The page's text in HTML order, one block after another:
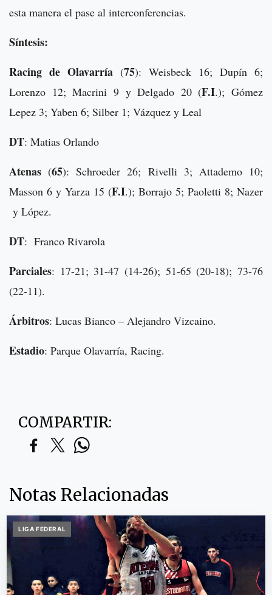
esta manera el pase al interconferencias.
Síntesis:
Racing de Olavarría (75): Weisbeck 16; Dupín 6;
Lorenzo 12; Macrini 9 y Delgado 20 (F.I.); Gómez
Lepez 3; Yaben 6; Silber 1; Vázquez y Leal
DT: Matias Orlando
Atenas(65): Schroeder 26; Rivelli 3; Attademo 10;
Masson 6 y Yarza 15 (F.I.); Borrajo 5; Paoletti 8; Nazer
y López.
DT: Franco Rivarola
Parciales: 17-21; 31-47 (14-26); 51-65 (20-18); 73-76
(22-11).
Árbitros: Lucas Bianco – Alejandro Vizcaino.
Estadio: Parque Olavarría, Racing.
COMPARTIR:
Notas Relacionadas
LIGA FEDERAL